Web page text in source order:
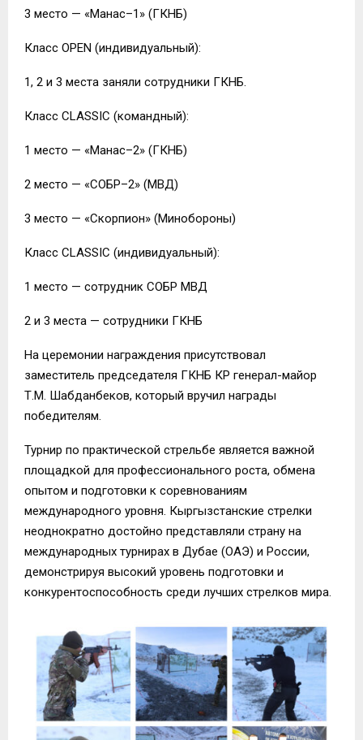
3 место — «Манас–1» (ГКНБ)
Класс OPEN (индивидуальный):
1, 2 и 3 места заняли сотрудники ГКНБ.
Класс CLASSIC (командный):
1 место — «Манас–2» (ГКНБ)
2 место — «СОБР–2» (МВД)
3 место — «Скорпион» (Минобороны)
Класс CLASSIC (индивидуальный):
1 место — сотрудник СОБР МВД
2 и 3 места — сотрудники ГКНБ
На церемонии награждения присутствовал
заместитель председателя ГКНБ КР генерал-майор
Т.М. Шабданбеков, который вручил награды
победителям.
Турнир по практической стрельбе является важной
площадкой для профессионального роста, обмена
опытом и подготовки к соревнованиям
международного уровня. Кыргызстанские стрелки
неоднократно достойно представляли страну на
международных турнирах в Дубае (ОАЭ) и России,
демонстрируя высокий уровень подготовки и
конкурентоспособность среди лучших стрелков мира.